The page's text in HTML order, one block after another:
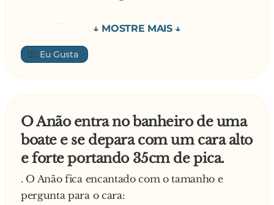
— Que lindo nome!
— Mamãe me deu esse nome porque, quando
eu nasci, caiu uma margarida no meu berço!
A mulher continua a andar e vê outra linda
garota:
— Qual o seu nome? — repete ela.
👍🏼
O Anão entra no banheiro de uma
boate e se depara com um cara alto
e forte portando 35cm de pica.
. O Anão fica encantado com o tamanho e
pergunta para o cara: